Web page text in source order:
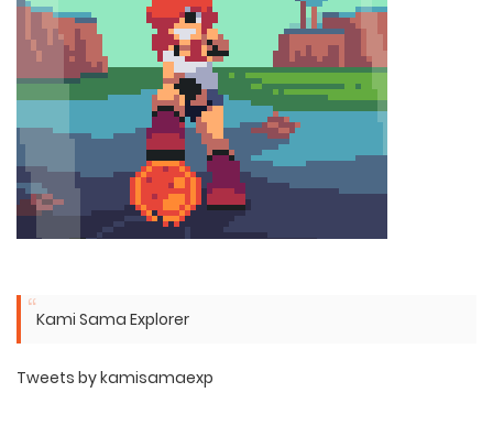
Kami Sama Explorer
Tweets by kamisamaexp